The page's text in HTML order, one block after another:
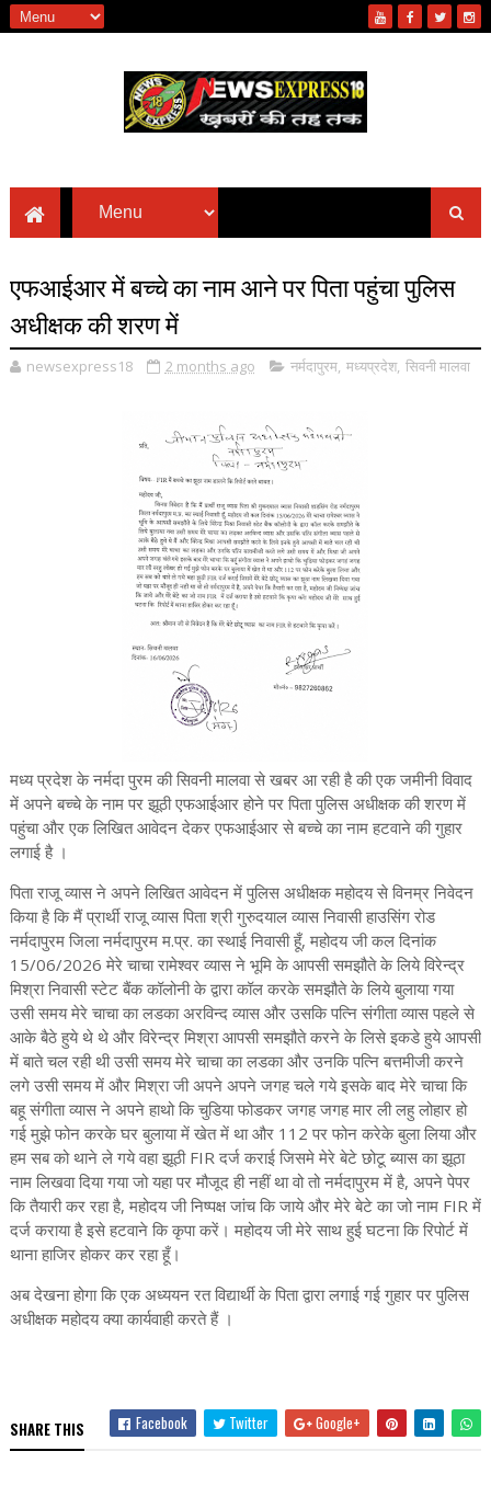
एफआईआर में बच्चे का नाम आने पर पिता पहुंचा पुलिस
अधीक्षक की शरण में
newsexpress18 2 months ago नर्मदापुरम, मध्यप्रदेश, सिवनी मालवा
मध्य प्रदेश के नर्मदा पुरम की सिवनी मालवा से खबर आ रही है की एक जमीनी विवाद
में अपने बच्चे के नाम पर झूठी एफआईआर होने पर पिता पुलिस अधीक्षक की शरण में
पहुंचा और एक लिखित आवेदन देकर एफआईआर से बच्चे का नाम हटवाने की गुहार
लगाई है ।
पिता राजू व्यास ने अपने लिखित आवेदन में पुलिस अधीक्षक महोदय से विनम्र निवेदन
किया है कि मैं प्रार्थी राजू व्यास पिता श्री गुरुदयाल व्यास निवासी हाउसिंग रोड
नर्मदापुरम जिला नर्मदापुरम म.प्र. का स्थाई निवासी हूँ, महोदय जी कल दिनांक
15/06/2026 मेरे चाचा रामेश्वर व्यास ने भूमि के आपसी समझौते के लिये विरेन्द्र
मिश्रा निवासी स्टेट बैंक कॉलोनी के द्वारा कॉल करके समझौते के लिये बुलाया गया
उसी समय मेरे चाचा का लडका अरविन्द व्यास और उसकि पत्नि संगीता व्यास पहले से
आके बैठे हुये थे थे और विरेन्द्र मिश्रा आपसी समझौते करने के लिसे इकडे हुये आपसी
में बाते चल रही थी उसी समय मेरे चाचा का लडका और उनकि पत्नि बत्तमीजी करने
लगे उसी समय में और मिश्रा जी अपने अपने जगह चले गये इसके बाद मेरे चाचा कि
बहू संगीता व्यास ने अपने हाथो कि चुडिया फोडकर जगह जगह मार ली लहु लोहार हो
गई मुझे फोन करके घर बुलाया में खेत में था और 112 पर फोन करेके बुला लिया और
हम सब को थाने ले गये वहा झूठी FIR दर्ज कराई जिसमे मेरे बेटे छोटू ब्यास का झूठा
नाम लिखवा दिया गया जो यहा पर मौजूद ही नहीं था वो तो नर्मदापुरम में है, अपने पेपर
कि तैयारी कर रहा है, महोदय जी निष्पक्ष जांच कि जाये और मेरे बेटे का जो नाम FIR में
दर्ज कराया है इसे हटवाने कि कृपा करें। महोदय जी मेरे साथ हुई घटना कि रिपोर्ट में
थाना हाजिर होकर कर रहा हूँ।
अब देखना होगा कि एक अध्ययन रत विद्यार्थी के पिता द्वारा लगाई गई गुहार पर पुलिस
अधीक्षक महोदय क्या कार्यवाही करते हैं ।
SHARE THIS Facebook Twitter Google+